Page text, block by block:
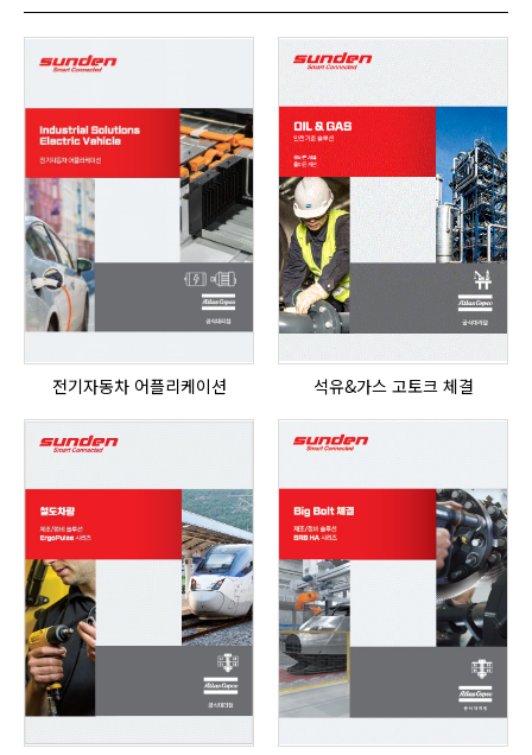
전기자동차 어플리케이션 석유&가스 고토크 체결